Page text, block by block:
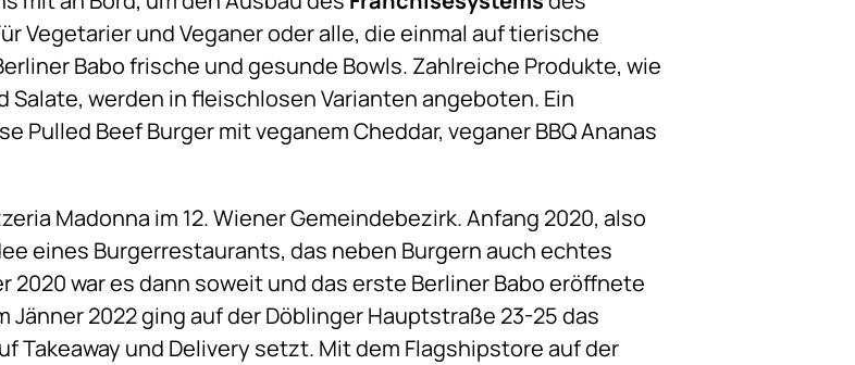
Vegetarier und Veganer oder alle, die einmal auf tierische
Babo frische und gesunde Bowls. Zahlreiche Produkte, wie
Salate, werden in fleischlosen Varianten angeboten. Ein
Pulled Beef Burger mit veganem Cheddar, veganer BBQ Ananas
Madonna im 12. Wiener Gemeindebezirk. Anfang 2020, also
eines Burgerrestaurants, das neben Burgern auch echtes
war es dann soweit und das erste Berliner Babo eröffnete
2022 ging auf der Döblinger Hauptstraße 23-25 das
Takeaway und Delivery setzt. Mit dem Flagshipstore auf der